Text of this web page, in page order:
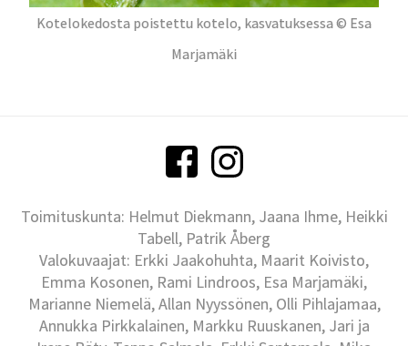
Kotelokedosta poistettu kotelo, kasvatuksessa © Esa
Marjamäki
Toimituskunta: Helmut Diekmann, Jaana Ihme, Heikki
Tabell, Patrik Åberg
Valokuvaajat: Erkki Jaakohuhta, Maarit Koivisto,
Emma Kosonen, Rami Lindroos, Esa Marjamäki,
Marianne Niemelä, Allan Nyyssönen, Olli Pihlajamaa,
Annukka Pirkkalainen, Markku Ruuskanen, Jari ja